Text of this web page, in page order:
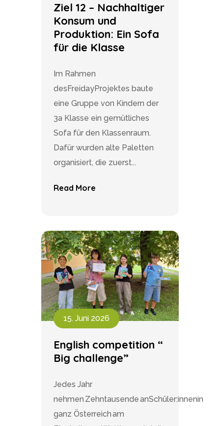
Ziel 12 – Nachhaltiger
Konsum und
Produktion: Ein Sofa
für die Klasse
Im Rahmen
desFreidayProjektes baute
eine Gruppe von Kindern der
3a Klasse ein gemütliches
Sofa für den Klassenraum.
Dafür wurden alte Paletten
organisiert, die zuerst...
Read More
15. Juni 2026
English competition “
Big challenge”
Jedes Jahr
nehmen Zehntausende anSchüler:innenin
ganz Österreich am